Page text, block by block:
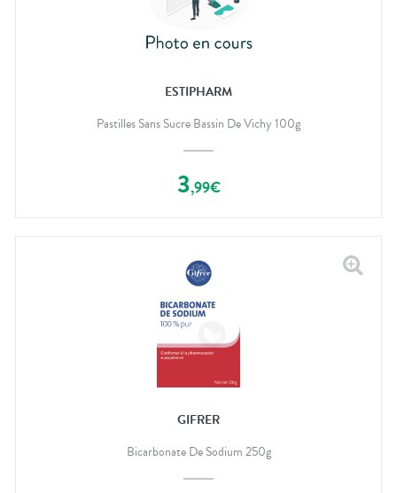
ESTIPHARM
Pastilles Sans Sucre Bassin De Vichy 100g
3,99€
GIFRER
Bicarbonate De Sodium 250g